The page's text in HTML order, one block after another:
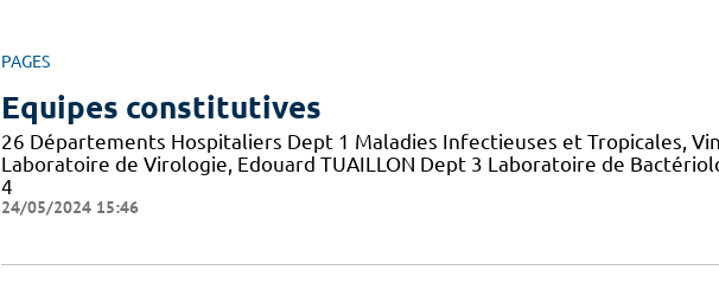
PAGES
Equipes constitutives
26 Départements Hospitaliers Dept 1 Maladies Infectieuses et Tropicales,
Laboratoire de Virologie, Edouard TUAILLON Dept 3 Laboratoire de
4
24/05/2024 15:46